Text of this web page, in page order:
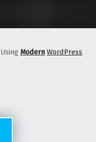
Using Modern WordPress